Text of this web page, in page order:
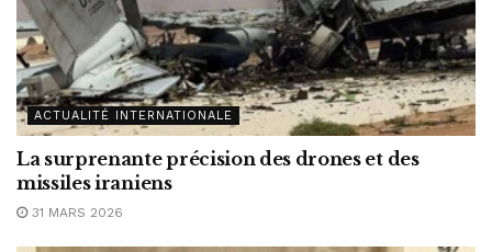
ACTUALITÉ INTERNATIONALE
La surprenante précision des drones et des
missiles iraniens
31 MARS 2026